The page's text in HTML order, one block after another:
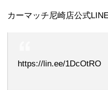
カーマッチ尼崎店公式
https://lin.ee/1DcOtRO